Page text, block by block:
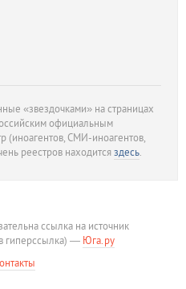
«звездочками» на страницах
официальным
(иноагентов, СМИ-иноагентов,
реестров находитсяздесь.
ссылка на источник
гиперссылка) — Юга.ру